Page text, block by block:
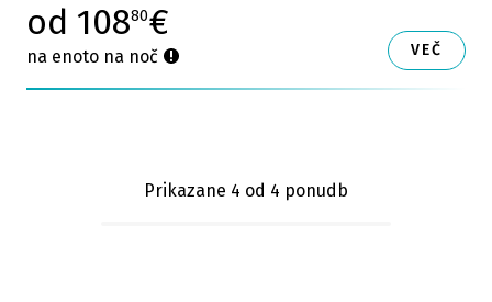
od 10880€
na enoto na noč VEČ
Prikazane 4 od 4 ponudb